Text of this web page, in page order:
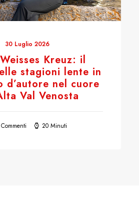
30 Luglio 2026
Kreuz: il
stagioni lente in
d’autore nel cuore
Val Venosta
20 Minuti